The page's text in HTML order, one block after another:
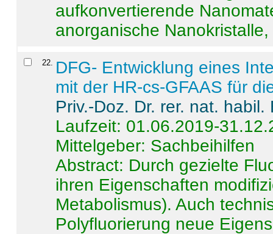
aufkonvertierende
anorganische
22
DFG- Entwicklung eines
mit der HR-cs-GFAAS für
Priv.-Doz. Dr. rer. nat.
Laufzeit: 01.06.2019-
Mittelgeber: Sachbeihilfen
Abstract: Durch gezielte
ihren Eigenschaften
Metabolismus). Auch
Polyfluorierung neue